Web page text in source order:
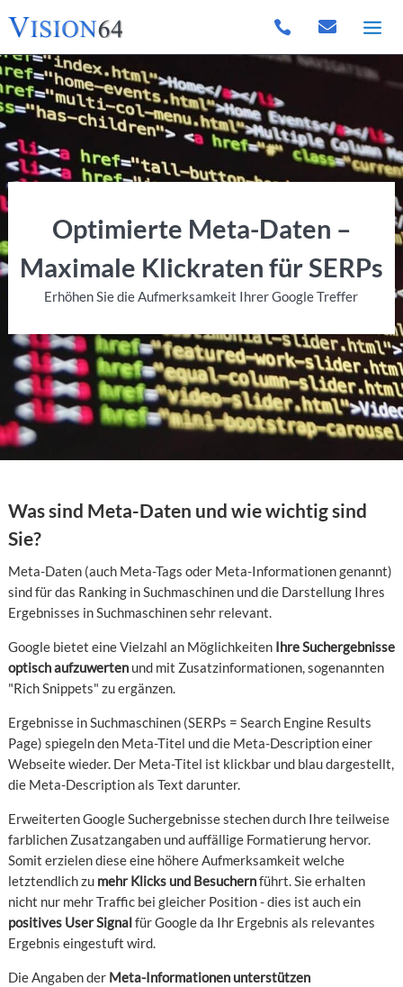
 
Optimierte Meta-Daten –
Maximale Klickraten für SERPs
Erhöhen Sie die Aufmerksamkeit Ihrer Google Treffer
Was sind Meta-Daten und wie wichtig sind
Sie?
Meta-Daten (auch Meta-Tags oder Meta-Informationen genannt)
sind für das Ranking in Suchmaschinen und die Darstellung Ihres
Ergebnisses in Suchmaschinen sehr relevant.
Google bietet eine Vielzahl an Möglichkeiten Ihre Suchergebnisse
optisch aufzuwertenund mit Zusatzinformationen, sogenannten
"Rich Snippets" zu ergänzen.
Ergebnisse in Suchmaschinen (SERPs = Search Engine Results
Page) spiegeln den Meta-Titel und die Meta-Description einer
Webseite wieder. Der Meta-Titel ist klickbar und blau dargestellt,
die Meta-Description als Text darunter.
Erweiterten Google Suchergebnisse stechen durch Ihre teilweise
farblichen Zusatzangaben und auffällige Formatierung hervor.
Somit erzielen diese eine höhere Aufmerksamkeit welche
letztendlich zu mehr Klicks und Besuchernführt. Sie erhalten
nicht nur mehr Traffic bei gleicher Position - dies ist auch ein
positives User Signalfür Google da Ihr Ergebnis als relevantes
Ergebnis eingestuft wird.
Die Angaben der Meta-Informationen unterstützen